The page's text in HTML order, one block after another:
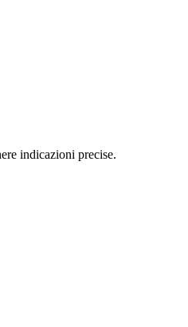
indicazioni precise.